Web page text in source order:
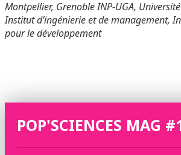
Montpellier, Grenoble INP-UGA,
Institut d’ingénierie et de management,
pour le développement
POP'SCIENCES MAG